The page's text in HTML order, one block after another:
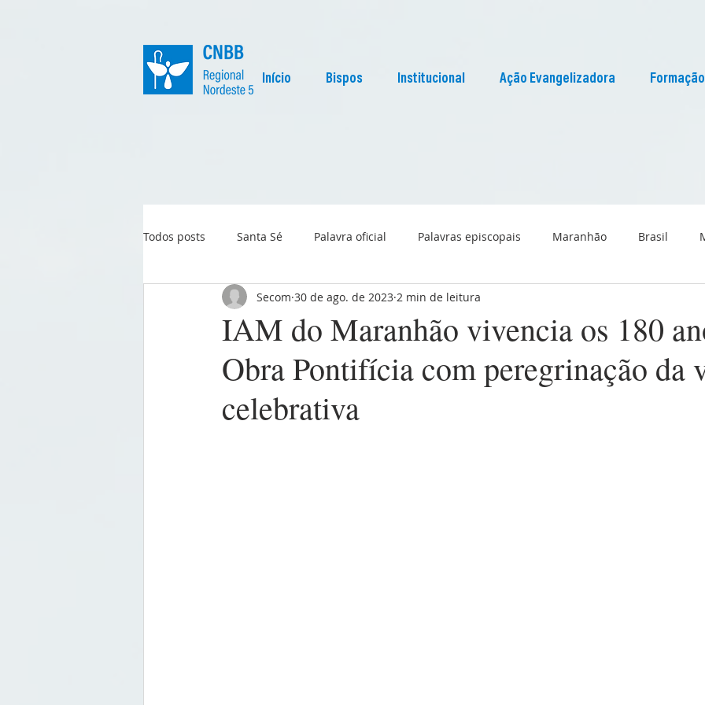
Início Bispos Institucional Ação Evangelizadora Formação
Todos posts Santa Sé Palavra oficial Palavras episcopais Maranhão Brasil
Igreja no Mundo Liturgia Pascom Maranhão
IAM do Maranhão vivencia os 180
Obra Pontifícia com peregrinação da
celebrativa
Secom 30 de ago. de 2023 2 min de leitura